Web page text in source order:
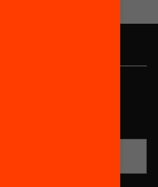
who already
and projects for